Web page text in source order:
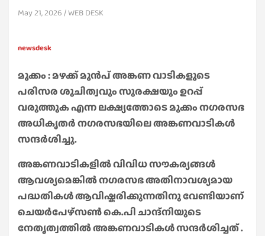
May 21, 2026 WEB DESK
newsdesk
മുക്കം : മഴക്ക് മുൻപ് അങ്കണ വാടികളുടെ
പരിസര ശുചിത്വവും സുരക്ഷയും ഉറപ്പ്
വരുത്തുക എന്ന ലക്ഷ്യത്തോടെ മുക്കം നഗരസഭ
അധികൃതർ നഗരസഭയിലെ അങ്കണവാടികൾ
സന്ദർശിച്ചു.
അങ്കണവാടികളിൽ വിവിധ സൗകര്യങ്ങൾ
ആവശ്യമെങ്കിൽ നഗരസഭ അതിനാവശ്യമായ
പദ്ധതികൾ ആവിഷ്കരിക്കുന്നതിനു വേണ്ടിയാണ്
ചെയർപേഴ്സൺ കെ.പി ചാന്ദ്നിയുടെ
നേതൃത്വത്തിൽ അങ്കണവാടികൾ സന്ദർശിച്ചത് .